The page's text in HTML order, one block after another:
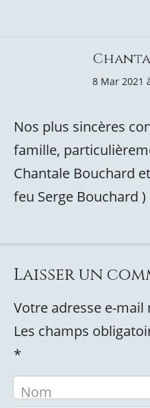
8 Mar 2021
Nos plus sincères
famille,
Chantale Bouchard
feu Serge Bouchard )
Laisser un
Votre adresse e-mail
Les champs
*
Nom